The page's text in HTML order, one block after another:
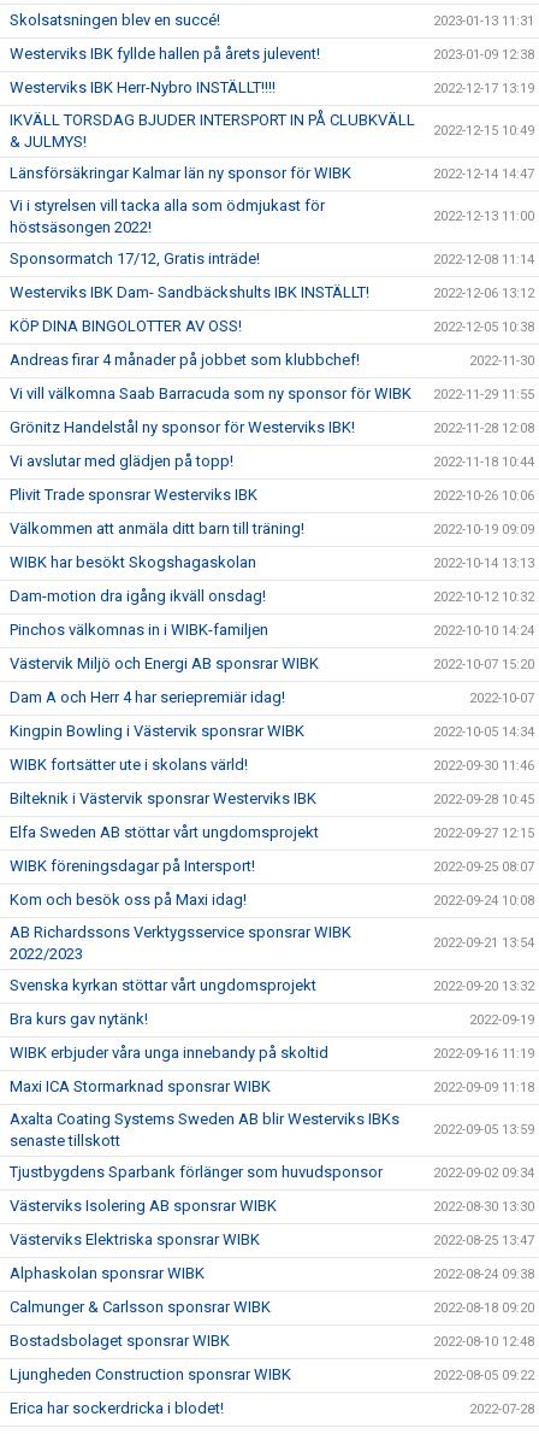
Skolsatsningen blev en succé! 2023-01-13 11:31
Westerviks IBK fyllde hallen på årets julevent! 2023-01-09 12:38
Westerviks IBK Herr-Nybro INSTÄLLT!!!! 2022-12-17 13:19
IKVÄLL TORSDAG BJUDER INTERSPORT IN PÅ CLUBKVÄLL
& JULMYS!
2022-12-15 10:49
Länsförsäkringar Kalmar län ny sponsor för WIBK 2022-12-14 14:47
Vi i styrelsen vill tacka alla som ödmjukast för
höstsäsongen 2022!
2022-12-13 11:00
Sponsormatch 17/12, Gratis inträde! 2022-12-08 11:14
Westerviks IBK Dam- Sandbäckshults IBK INSTÄLLT! 2022-12-06 13:12
KÖP DINA BINGOLOTTER AV OSS! 2022-12-05 10:38
Andreas firar 4 månader på jobbet som klubbchef! 2022-11-30
Vi vill välkomna Saab Barracuda som ny sponsor för WIBK 2022-11-29 11:55
Grönitz Handelstål ny sponsor för Westerviks IBK! 2022-11-28 12:08
Vi avslutar med glädjen på topp! 2022-11-18 10:44
Plivit Trade sponsrar Westerviks IBK 2022-10-26 10:06
Välkommen att anmäla ditt barn till träning! 2022-10-19 09:09
WIBK har besökt Skogshagaskolan 2022-10-14 13:13
Dam-motion dra igång ikväll onsdag! 2022-10-12 10:32
Pinchos välkomnas in i WIBK-familjen 2022-10-10 14:24
Västervik Miljö och Energi AB sponsrar WIBK 2022-10-07 15:20
Dam A och Herr 4 har seriepremiär idag! 2022-10-07
Kingpin Bowling i Västervik sponsrar WIBK 2022-10-05 14:34
WIBK fortsätter ute i skolans värld! 2022-09-30 11:46
Bilteknik i Västervik sponsrar Westerviks IBK 2022-09-28 10:45
Elfa Sweden AB stöttar vårt ungdomsprojekt 2022-09-27 12:15
WIBK föreningsdagar på Intersport! 2022-09-25 08:07
Kom och besök oss på Maxi idag! 2022-09-24 10:08
AB Richardssons Verktygsservice sponsrar WIBK
2022/2023
2022-09-21 13:54
Svenska kyrkan stöttar vårt ungdomsprojekt 2022-09-20 13:32
Bra kurs gav nytänk! 2022-09-19
WIBK erbjuder våra unga innebandy på skoltid 2022-09-16 11:19
Maxi ICA Stormarknad sponsrar WIBK 2022-09-09 11:18
Axalta Coating Systems Sweden AB blir Westerviks IBKs
senaste tillskott
2022-09-05 13:59
Tjustbygdens Sparbank förlänger som huvudsponsor 2022-09-02 09:34
Västerviks Isolering AB sponsrar WIBK 2022-08-30 13:30
Västerviks Elektriska sponsrar WIBK 2022-08-25 13:47
Alphaskolan sponsrar WIBK 2022-08-24 09:38
Calmunger & Carlsson sponsrar WIBK 2022-08-18 09:20
Bostadsbolaget sponsrar WIBK 2022-08-10 12:48
Ljungheden Construction sponsrar WIBK 2022-08-05 09:22
Erica har sockerdricka i blodet! 2022-07-28